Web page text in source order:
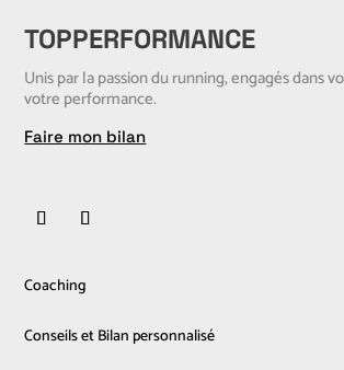
TOPPERFORMANCE
Unis par la passion du running, engagés dans
votre performance.
Faire mon bilan
Coaching
Conseils et Bilan personnalisé